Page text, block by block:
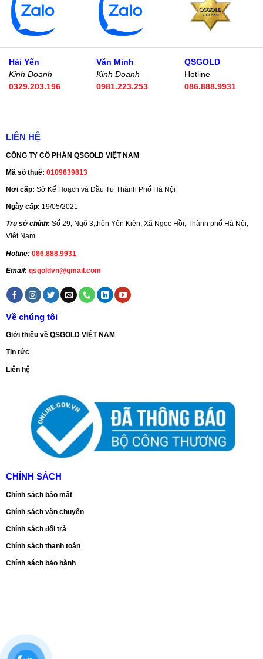
Hải Yến
Kinh Doanh
0329.203.196
Văn Minh
Kinh Doanh
0981.223.253
QSGOLD
Hotline
086.888.9931
LIÊN HỆ
CÔNG TY CỔ PHẦN QSGOLD VIỆT NAM
Mã số thuế: 0109639813
Nơi cấp: Sở Kế Hoạch và Đầu Tư Thành Phố Hà Nội
Ngày cấp: 19/05/2021
Trụ sở chính: Số 29, Ngõ 3,thôn Yên Kiện, Xã Ngọc Hồi, Thành phố Hà Nội,
Việt Nam
Hotine: 086.888.9931
Email: qsgoldvn@gmail.com
Về chúng tôi
Giới thiệu về QSGOLD VIỆT NAM
Tin tức
Liên hệ
CHÍNH SÁCH
Chính sách bảo mật
Chính sách vận chuyển
Chính sách đổi trả
Chính sách thanh toán
Chính sách bảo hành